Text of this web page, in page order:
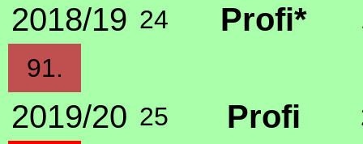
2018/19 24 Profi*
91.
2019/20 25 Profi